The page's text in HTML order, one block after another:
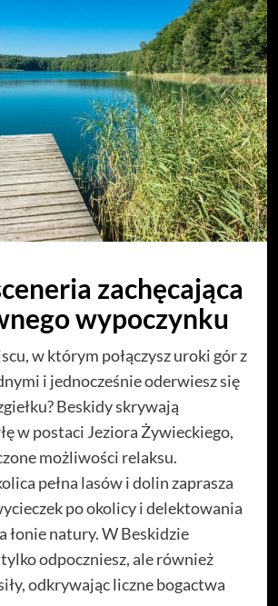
zachęcająca
wypoczynku
w którym połączysz uroki gór z
i jednocześnie oderwiesz się
Beskidy skrywają
w postaci Jeziora Żywieckiego,
możliwości relaksu.
pełna lasów i dolin zaprasza
po okolicy i delektowania
łonie natury. W Beskidzie
odpoczniesz, ale również
odkrywając liczne bogactwa